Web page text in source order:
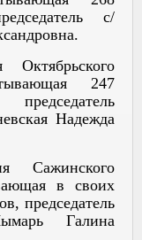
с/
Октябрьского
247
Надежда
Сажинского
в своих
председатель
Галина